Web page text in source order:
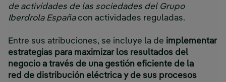
de actividades de las sociedades del Grupo
Iberdrola Españacon actividades reguladas.
Entre sus atribuciones, se incluye la de implementar
estrategias para maximizar los resultados del
negocio a través de una gestión eficiente de la
red de distribución eléctrica y de sus procesos